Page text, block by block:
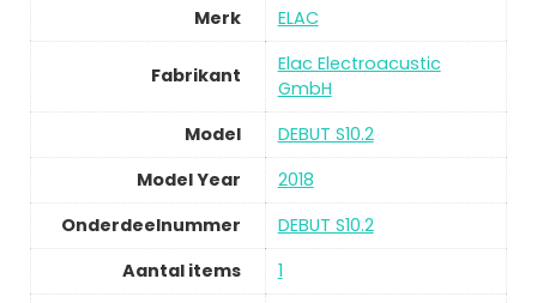
Merk ELAC
Fabrikant
Elac Electroacustic
GmbH
Model
DEBUT S10.2
Model Year
2018
Onderdeelnummer
DEBUT S10.2
Aantal items
1